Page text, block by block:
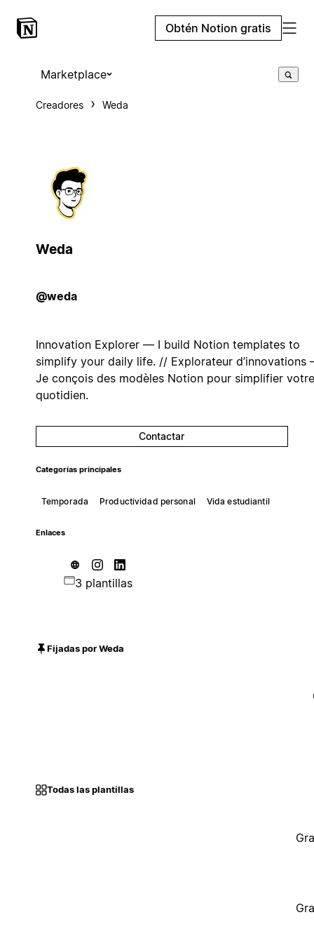
Obtén Notion gratis
Marketplace
Creadores Weda
Weda
@weda
Innovation Explorer — I build Notion templates to
simplify your daily life. // Explorateur d’innovations
Je conçois des modèles Notion pour simplifier votre
quotidien.
Contactar
Categorías principales
Temporada Productividad personal Vida estudiantil
Enlaces
3 plantillas
Fijadas por Weda
Todas las plantillas